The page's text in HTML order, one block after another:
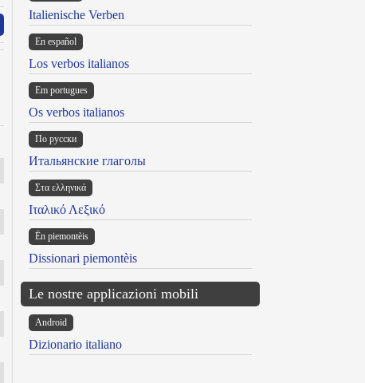
Italienische Verben
En español
Los verbos italianos
Em portugues
Os verbos italianos
По русски
Итальянские глаголы
Στα ελληνικά
Ιταλικό Λεξικό
Ën piemontèis
Dissionari piemontèis
Le nostre applicazioni mobili
Android
Dizionario italiano